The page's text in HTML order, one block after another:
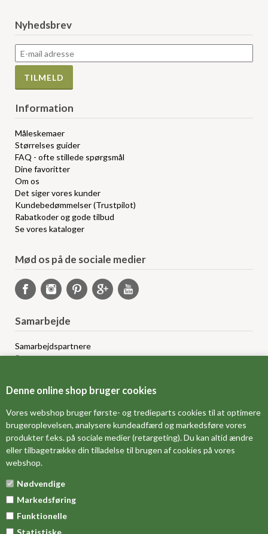
Denne online shop bruger cookies
Vores webshop bruger første- og tredieparts cookies til at optimere
brugeroplevelsen, analysere kundeadfærd og markedsføre vores
produkter f.eks. på sociale medier (retargeting). Du kan altid ændre
eller tilbagetrække din tilladelse til brugen af cookies på vores
webshop.
Nødvendige
Markedsføring
Funktionelle
Statistiske
Nyhedsbrev
Information
Måleskemaer
Størrelses guider
FAQ - ofte stillede spørgsmål
Dine favoritter
Om os
Det siger vores kunder
Kundebedømmelser (Trustpilot)
Rabatkoder og gode tilbud
Se vores kataloger
Mød os på de sociale medier
Samarbejde
Samarbejdspartnere
Sponsorprogram
Grossistsalg
FORSIDE
OM OS
MÅLESKEMA
DINE FAVORITVARER